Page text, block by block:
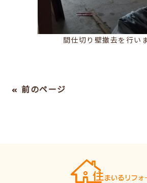
間仕切り壁撤去を行い
« 前のページ